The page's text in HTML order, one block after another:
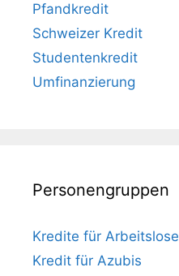
Pfandkredit
Schweizer Kredit
Studentenkredit
Umfinanzierung
Personengruppen
Kredite für Arbeitslose
Kredit für Azubis